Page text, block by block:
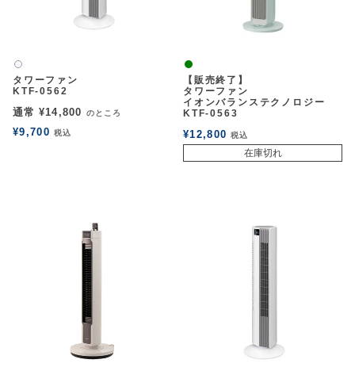
アウトレットSALE
ブログ
ログイン
お問い合わせ
白2
タワーファン
KTF-0562
通常 ¥14,800 のところ
¥9,700 税込
緑
【販売終了】
タワーファン
イオンバランステクノロジー
KTF-0563
¥12,800 税込
在庫切れ